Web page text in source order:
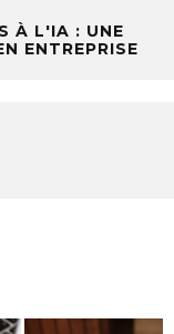
À L'IA : UNE
ENTREPRISE